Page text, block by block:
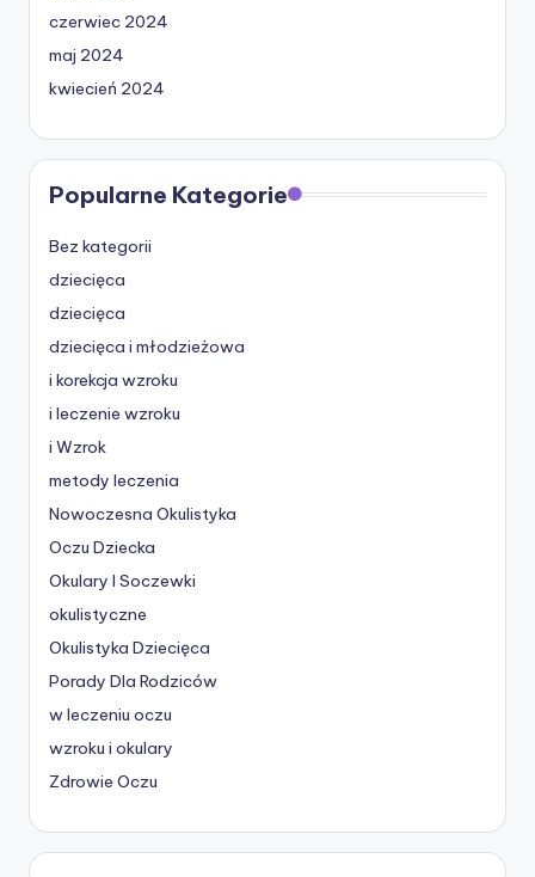
czerwiec 2024
maj 2024
kwiecień 2024
Popularne Kategorie
Bez kategorii
dziecięca
dziecięca
dziecięca i młodzieżowa
i korekcja wzroku
i leczenie wzroku
i Wzrok
metody leczenia
Nowoczesna Okulistyka
Oczu Dziecka
Okulary I Soczewki
okulistyczne
Okulistyka Dziecięca
Porady Dla Rodziców
w leczeniu oczu
wzroku i okulary
Zdrowie Oczu